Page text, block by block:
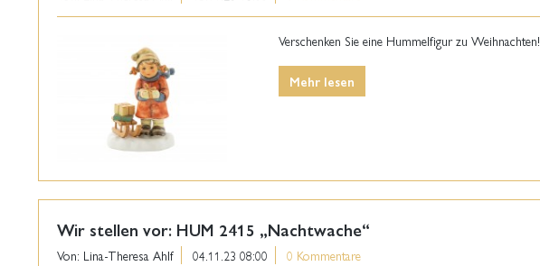
Verschenken Sie eine Hummelfigur zu Weihnachten!
Mehr lesen
Wir stellen vor: HUM 2415 „Nachtwache“
Von: Lina-Theresa Ahlf 04.11.23 08:00 0 Kommentare